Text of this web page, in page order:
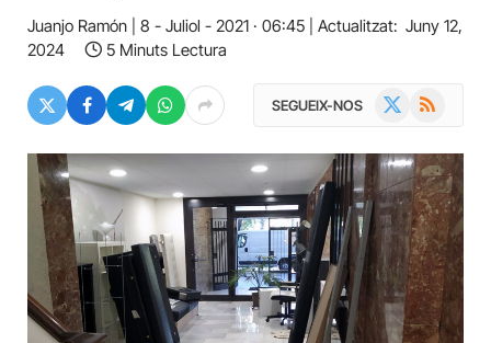
Juanjo Ramón 8 - Juliol - 2021 · 06:45 Actualitzat: Juny 12,
2024
5 Minuts Lectura
SEGUEIX-NOS RSS